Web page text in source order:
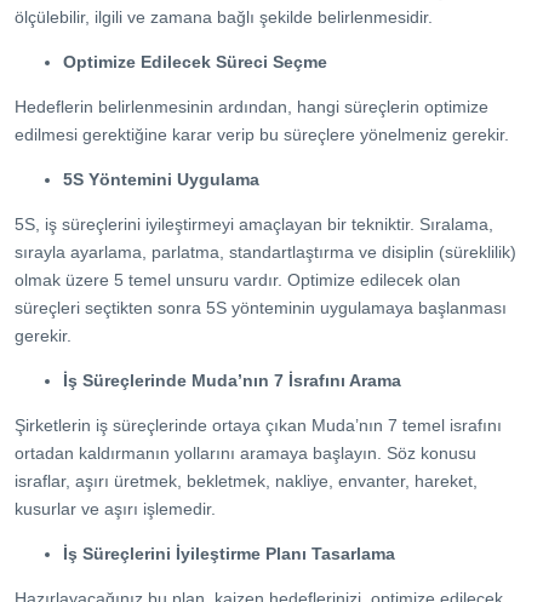
ölçülebilir, ilgili ve zamana bağlı şekilde belirlenmesidir.
Optimize Edilecek Süreci Seçme
Hedeflerin belirlenmesinin ardından, hangi süreçlerin optimize
edilmesi gerektiğine karar verip bu süreçlere yönelmeniz gerekir.
5S Yöntemini Uygulama
5S, iş süreçlerini iyileştirmeyi amaçlayan bir tekniktir. Sıralama,
sırayla ayarlama, parlatma, standartlaştırma ve disiplin (süreklilik)
olmak üzere 5 temel unsuru vardır. Optimize edilecek olan
süreçleri seçtikten sonra 5S yönteminin uygulamaya başlanması
gerekir.
İş Süreçlerinde Muda’nın 7 İsrafını Arama
Şirketlerin iş süreçlerinde ortaya çıkan Muda’nın 7 temel israfını
ortadan kaldırmanın yollarını aramaya başlayın. Söz konusu
israflar, aşırı üretmek, bekletmek, nakliye, envanter, hareket,
kusurlar ve aşırı işlemedir.
İş Süreçlerini İyileştirme Planı Tasarlama